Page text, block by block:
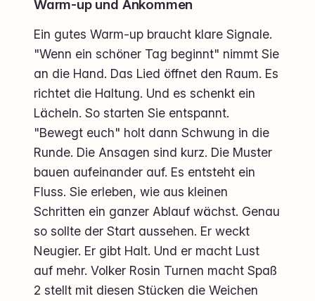
Warm-up und Ankommen
Ein gutes Warm-up braucht klare Signale.
"Wenn ein schöner Tag beginnt" nimmt Sie
an die Hand. Das Lied öffnet den Raum. Es
richtet die Haltung. Und es schenkt ein
Lächeln. So starten Sie entspannt.
"Bewegt euch" holt dann Schwung in die
Runde. Die Ansagen sind kurz. Die Muster
bauen aufeinander auf. Es entsteht ein
Fluss. Sie erleben, wie aus kleinen
Schritten ein ganzer Ablauf wächst. Genau
so sollte der Start aussehen. Er weckt
Neugier. Er gibt Halt. Und er macht Lust
auf mehr. Volker Rosin Turnen macht Spaß
2 stellt mit diesen Stücken die Weichen